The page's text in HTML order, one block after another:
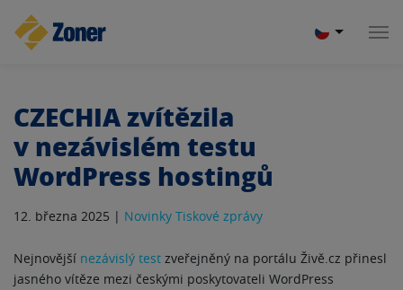
CZECHIA zvítězila
v nezávislém testu
WordPress hostingů
12. března 2025 | Novinky Tiskové zprávy
Nejnovější nezávislý test zveřejněný na portálu Živě.cz přinesl
jasného vítěze mezi českými poskytovateli WordPress